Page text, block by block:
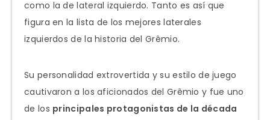
como la de lateral izquierdo. Tanto es así que
figura en la lista de los mejores laterales
izquierdos de la historia del Grêmio.
Su personalidad extrovertida y su estilo de juego
cautivaron a los aficionados del Grêmio y fue uno
de los principales protagonistas de la década